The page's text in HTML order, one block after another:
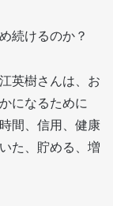
続けるのか？
英樹さんは、お
になるために
間、信用、健康
た、貯める、増